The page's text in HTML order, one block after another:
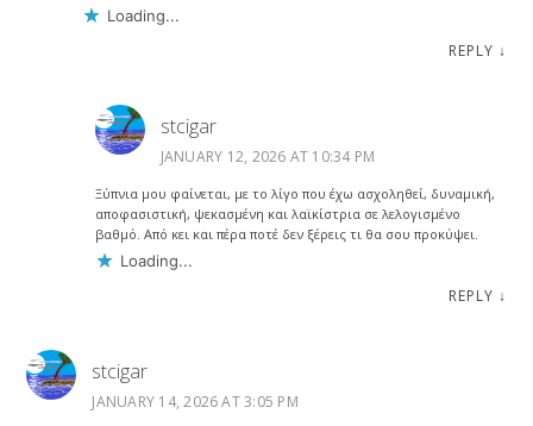
Loading...
REPLY ↓
stcigar
JANUARY 12, 2026 AT 10:34 PM
Ξύπνια μου φαίνεται, με το λίγο που έχω ασχοληθεί, δυναμική,
αποφασιστική, ψεκασμένη και λαϊκίστρια σε λελογισμένο
βαθμό. Από κει και πέρα ποτέ δεν ξέρεις τι θα σου προκύψει.
Loading...
REPLY ↓
stcigar
JANUARY 14, 2026 AT 3:05 PM